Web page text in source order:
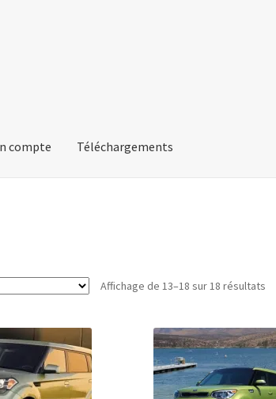
compte Téléchargements
Affichage de 13–18 sur 18 résultats